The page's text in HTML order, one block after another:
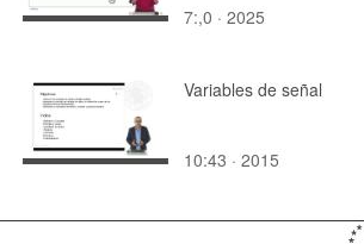
7:,0 · 2025
Variables de señal
10:43 · 2015